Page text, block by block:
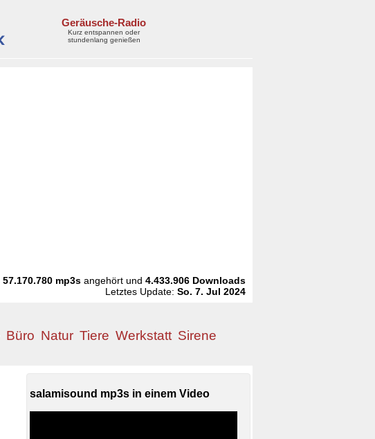
Geräusche-Radio
Kurz entspannen oder
stundenlang genießen
57.170.780 mp3s angehört und4.433.906 Downloads
Letztes Update:So. 7. Jul 2024
Büro Natur Tiere Werkstatt Sirene
salamisound mp3s in einem Video